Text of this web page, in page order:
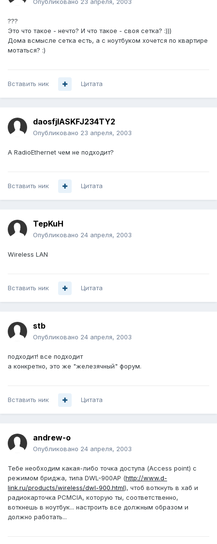
Опубликовано 23 апреля, 2003
???
Это что такое - нечто? И что такое - своя сетка? :)))
Дома всмысле сетка есть, а с ноутбуком хочется по квартире
мотаться? :)
Вставить ник Цитата
daosfjlASKFJ234TY2
Опубликовано 23 апреля, 2003
А RadioEthernet чем не подходит?
Вставить ник Цитата
TepKuH
Опубликовано 24 апреля, 2003
Wireless LAN
Вставить ник Цитата
stb
Опубликовано 24 апреля, 2003
подходит! все подходит
а конкретно, это же "железячный" форум.
Вставить ник Цитата
andrew-o
Опубликовано 24 апреля, 2003
Тебе необходим какая-либо точка доступа (Access point) с
режимом бриджа, типа DWL-900AP (http://www.d-
link.ru/products/wireless/dwl-900.html), чтоб воткнуть в хаб и
радиокарточка PCMCIA, которую ты, соответственно,
воткнешь в ноутбук... настроить все должным образом и
должно работать...